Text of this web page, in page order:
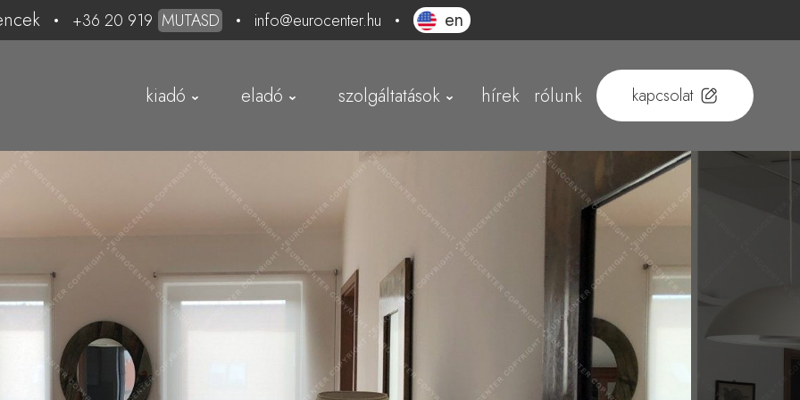
+36 20 919 MUTASD info@eurocenter.hu en
kiadó eladó szolgáltatások hírek rólunk kapcsolat